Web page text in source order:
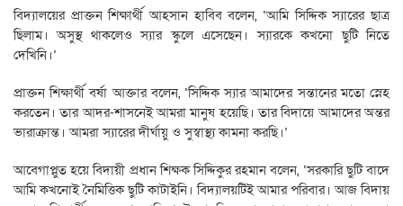
বিদ্যালয়ের প্রাক্তন শিক্ষার্থী আহসান হাবিব বলেন, ‘আমি সিদ্দিক স্যারের ছাত্র
ছিলাম। অসুস্থ থাকলেও স্যার স্কুলে এসেছেন। স্যারকে কখনো ছুটি নিতে
দেখিনি।’
প্রাক্তন শিক্ষার্থী বর্ষা আক্তার বলেন, ‘সিদ্দিক স্যার আমাদের সন্তানের মতো স্নেহ
করতেন। তার আদর-শাসনেই আমরা মানুষ হয়েছি। তার বিদায়ে আমাদের অন্তর
ভারাক্রান্ত। আমরা স্যারের দীর্ঘায়ু ও সুস্বাস্থ্য কামনা করছি।’
আবেগাপ্লুত হয়ে বিদায়ী প্রধান শিক্ষক সিদ্দিকুর রহমান বলেন, ‘সরকারি ছুটি বাদে
আমি কখনোই নৈমিত্তিক ছুটি কাটাইনি। বিদ্যালয়টিই আমার পরিবার। আজ বিদায়